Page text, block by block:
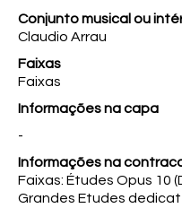
Conjunto musical ou
Claudio Arrau
Faixas
Faixas
Informações na capa
-
Informações na
Faixas: Études Opus 10
Grandes Etudes